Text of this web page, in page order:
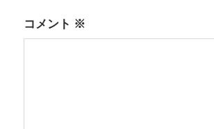
ン
コメント ※